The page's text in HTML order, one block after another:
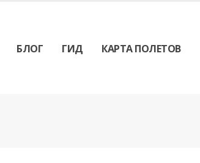
БЛОГ ГИД КАРТА ПОЛЕТОВ